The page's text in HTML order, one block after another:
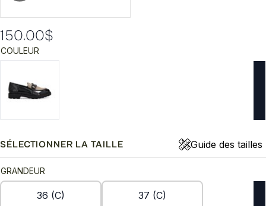
150.00$
COULEUR
SÉLECTIONNER LA TAILLE Guide des tailles
GRANDEUR
36 (C) 37 (C)